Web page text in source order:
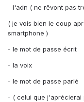
- l'adn ( ne rêvont pas
( je vois bien le coup
smartphone )
- le mot de passe écrit
- la voix
- le mot de passe parlé
- ( celui que j'aprécierai